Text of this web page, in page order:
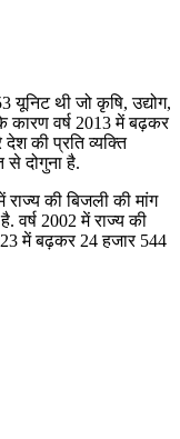
यूनिट थी जो कृषि, उद्योग,
वर्ष 2013 में बढ़कर
की प्रति व्यक्ति
दोगुना है.
की बिजली की मांग
वर्ष 2002 में राज्य की
में बढ़कर 24 हजार 544